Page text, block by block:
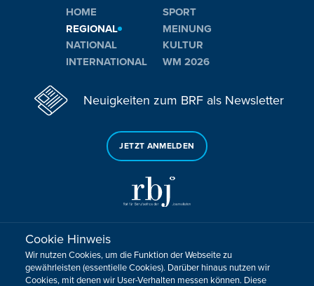
HOME
REGIONAL
NATIONAL
INTERNATIONAL
SPORT
MEINUNG
KULTUR
WM 2026
Neuigkeiten zum BRF als Newsletter
JETZT ANMELDEN
Sie haben noch Fragen oder Anmerkungen?
KONTAKTIEREN SIE UNS!
Cookie Hinweis
Wir nutzen Cookies, um die Funktion der Webseite zu
gewährleisten (essentielle Cookies). Darüber hinaus nutzen wir
Cookies, mit denen wir User-Verhalten messen können. Diese